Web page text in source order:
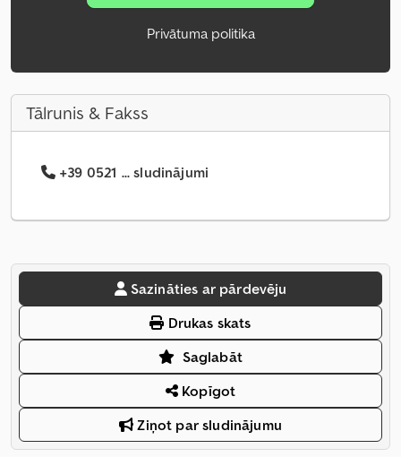
Privātuma politika
Tālrunis & Fakss
+39 0521 ... sludinājumi
Sazināties ar pārdevēju
Drukas skats
Saglabāt
Kopīgot
Ziņot par sludinājumu